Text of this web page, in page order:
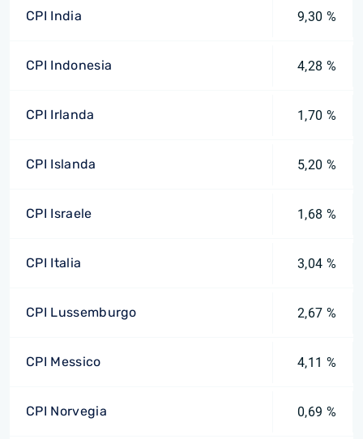
CPI India 9,30 %
CPI Indonesia 4,28 %
CPI Irlanda 1,70 %
CPI Islanda 5,20 %
CPI Israele 1,68 %
CPI Italia 3,04 %
CPI Lussemburgo 2,67 %
CPI Messico 4,11 %
CPI Norvegia 0,69 %